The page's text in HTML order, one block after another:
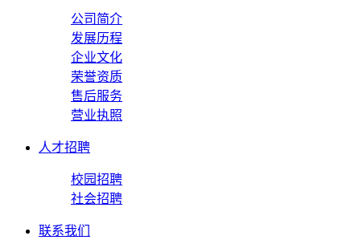
公司简介
发展历程
企业文化
荣誉资质
售后服务
营业执照
人才招聘
校园招聘
社会招聘
联系我们